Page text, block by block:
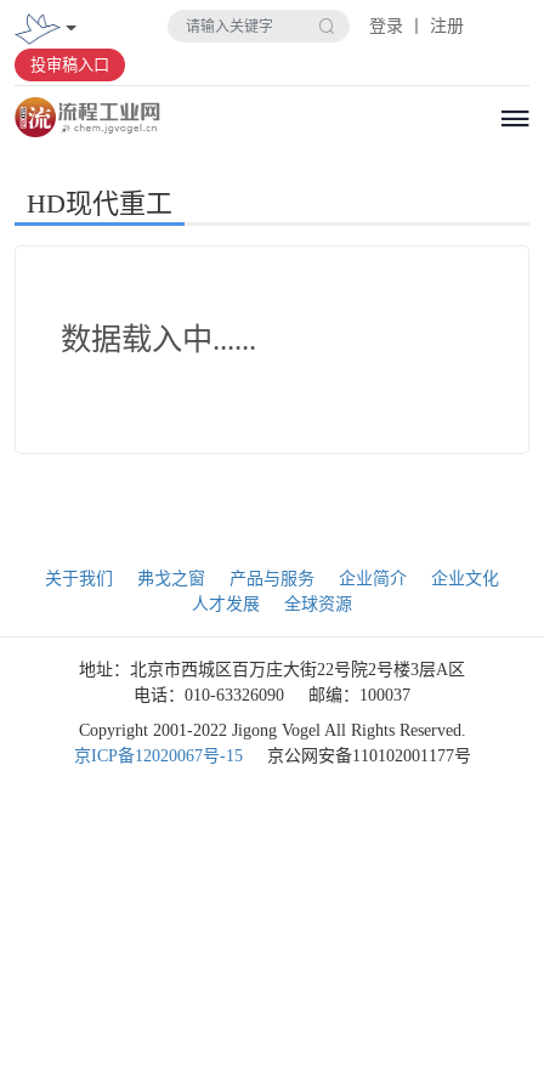
登录 丨 注册
投审稿入口
HD现代重工
数据载入中......
关于我们 弗戈之窗 产品与服务 企业简介
企业文化
人才发展
全球资源
地址：北京市西城区百万庄大街22号院2号楼3层A区
电话：010-63326090
邮编：100037
Copyright 2001-2022 Jigong Vogel All Rights Reserved.
京ICP备12020067号-15
京公网安备110102001177号